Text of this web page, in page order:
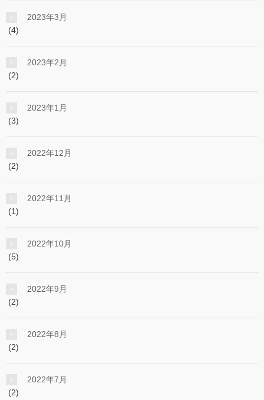
2023年3月
(4)
2023年2月
(2)
2023年1月
(3)
2022年12月
(2)
2022年11月
(1)
2022年10月
(5)
2022年9月
(2)
2022年8月
(2)
2022年7月
(2)